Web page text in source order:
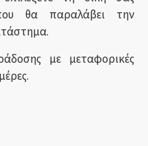
θα παραλάβει την
με μεταφορικές